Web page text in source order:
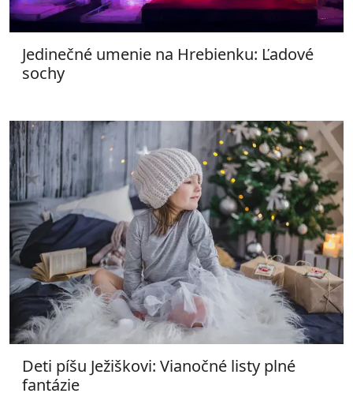
Jedinečné umenie na Hrebienku: Ľadové
sochy
Deti píšu Ježiškovi: Vianočné listy plné
fantázie